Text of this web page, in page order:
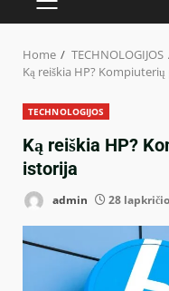
PRIMARY
Home
TECHNOLOGIJOS
Ką reiškia HP?
TECHNOLOGIJOS
Ką reiškia HP?
istorija
admin 28